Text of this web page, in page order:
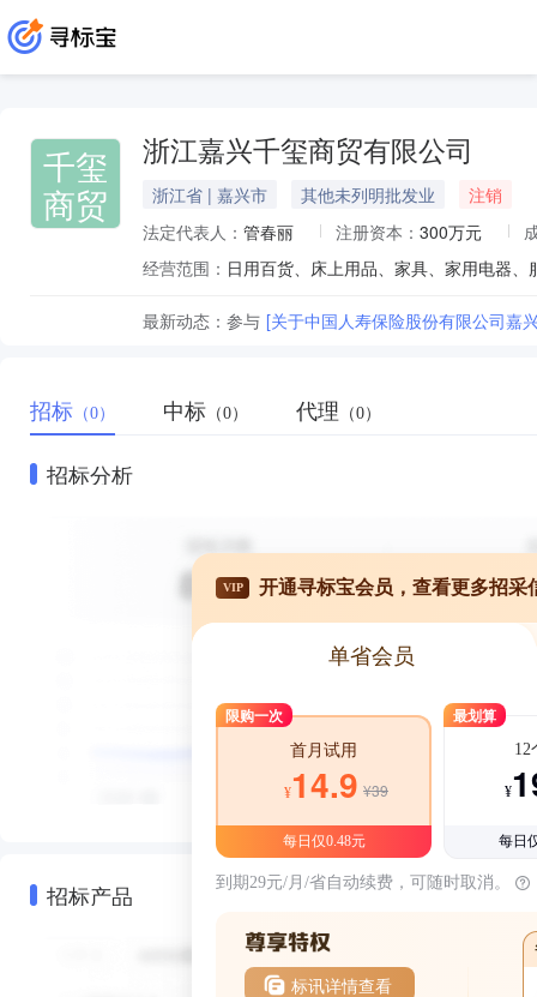
千玺
商贸
浙江嘉兴千玺商贸有限公司
浙江省 | 嘉兴市 其他未列明批发业
注销
法定代表人： 管春丽 注册资本： 300万元
经营范围：
最新动态： 参与 [关于中国人寿保险股份有限公司嘉
招标 （0） 中标 （0） 代理 （0）
招标分析
招标产品
VIP 开通寻标宝会员，查看更多招采
单省会员
限购一次
首月试用
¥14.9 ¥39
每日仅0.48元
最划算
12
¥
每日
到期29元/月/省自动续费，可随时取消。
标讯详情查看